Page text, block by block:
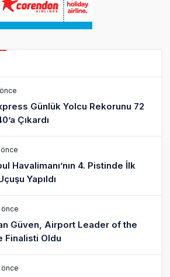
Günlük Yolcu Rekorunu 72
Çıkardı
önce
Havalimanı’nın 4. Pistinde İlk
Yapıldı
önce
Güven, Airport Leader of the
Finalisti Oldu
önce